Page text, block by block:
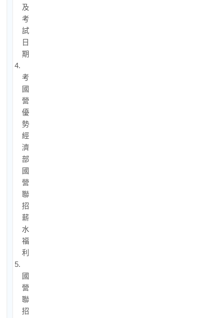
及
考
試
日
期
4.
考
國
營
優
勢：
經
濟
部
國
營
聯
招
薪
水
福
利
5.
國
營
聯
招